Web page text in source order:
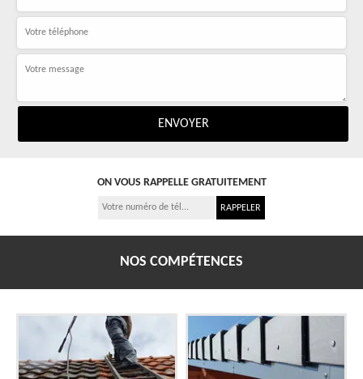
ON VOUS RAPPELLE GRATUITEMENT
NOS COMPÉTENCES